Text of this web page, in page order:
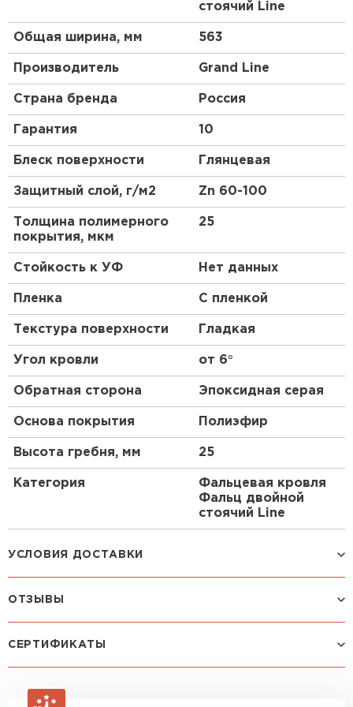
на поверхности фальцевой кровли отсутствуют.
При монтаже кровельных картин длиной более
8 м необходимо использовать «подвижные»
кляммеры.
Двойной фальц отличается повышенной
надежностью и герметичностью.
В отличие от одинарного замка, при выполнении
двойного фальца происходит не просто
зацепление краев картин друг за друга, а еще и
их загибание на 90 градусов.
Такой замок практически не подвержен
протечек и повреждения материала.
стоячий Line
Общая ширина, мм 563
Производитель Grand Line
Страна бренда Россия
Гарантия 10
Блеск поверхности Глянцевая
Защитный слой, г/м2 Zn 60-100
Толщина полимерного
покрытия, мкм
25
Стойкость к УФ Нет данных
Пленка С пленкой
Текстура поверхности Гладкая
Угол кровли от 6°
Обратная сторона Эпоксидная серая
Основа покрытия Полиэфир
Высота гребня, мм 25
Категория
Фальцевая кровля
Фальц двойной
стоячий Line
Красный
УСЛОВИЯ ДОСТАВКИ
Машина до 1,5 тн до 18 м3
макс. длина груза 6 м
ОТЗЫВЫ
Посмотреть все отзывы
ОСТАВИТЬ ОТЗЫВ
Зайцев
СЕРТИФИКАТЫ
ПЕРЕЙТИ
Рулонная кровля